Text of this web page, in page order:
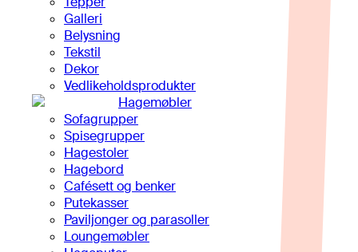
Galleri
Belysning
Tekstil
Dekor
Vedlikeholdsprodukter
Hagemøbler
Sofagrupper
Spisegrupper
Hagestoler
Hagebord
Cafésett og benker
Putekasser
Paviljonger og parasoller
Loungemøbler